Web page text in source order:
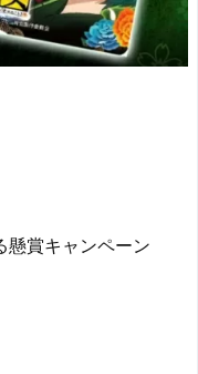
懸賞キャンペーン